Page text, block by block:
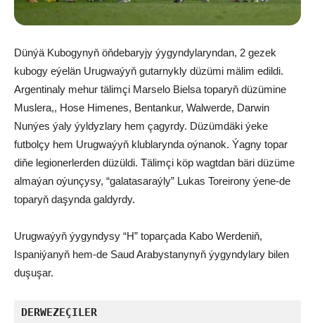
Dünýä Kubogynyň öňdebaryjy ýygyndylaryndan, 2 gezek
kubogy eýelän Urugwaýyň gutarnykly düzümi mälim edildi.
Argentinaly mehur tälimçi Marselo Bielsa toparyň düzümine
Muslera,, Hose Himenes, Bentankur, Walwerde, Darwin
Nunýes ýaly ýyldyzlary hem çagyrdy. Düzümdäki ýeke
futbolçy hem Urugwaýyň klublarynda oýnanok. Ýagny topar
diňe legionerlerden düzüldi. Tälimçi köp wagtdan bäri düzüme
almaýan oýunçysy, “galatasaraýly” Lukas Toreirony ýene-de
toparyň daşynda galdyrdy.
Urugwaýyň ýygyndysy “H” toparçada Kabo Werdeniň,
Ispaniýanyň hem-de Saud Arabystanynyň ýygyndylary bilen
duşuşar.
DERWEZEÇILER